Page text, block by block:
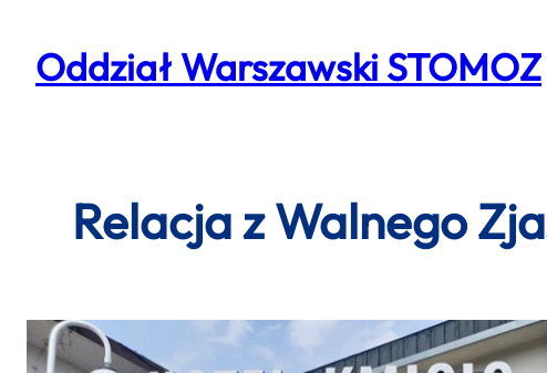
treściOddział Warszawski STOMOZ
Relacja z Walnego